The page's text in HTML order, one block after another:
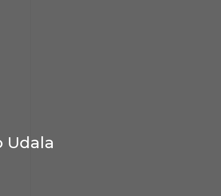
Udala